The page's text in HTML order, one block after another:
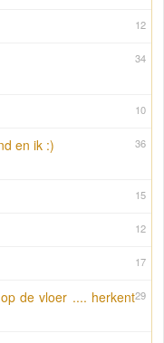
12
34
10
36
en ik :)
15
12
17
29
de vloer .... herkent